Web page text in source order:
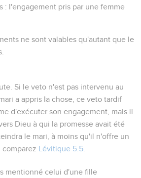
: l'engagement pris par une femme
ne sont valables qu'autant que le
. Si le veto n'est pas intervenu au
a appris la chose, ce veto tardif
d'exécuter son engagement, mais il
Dieu à qui la promesse avait été
le mari, à moins qu'il n'offre un
comparez Lévitique 5.5
mentionné celui d'une fille